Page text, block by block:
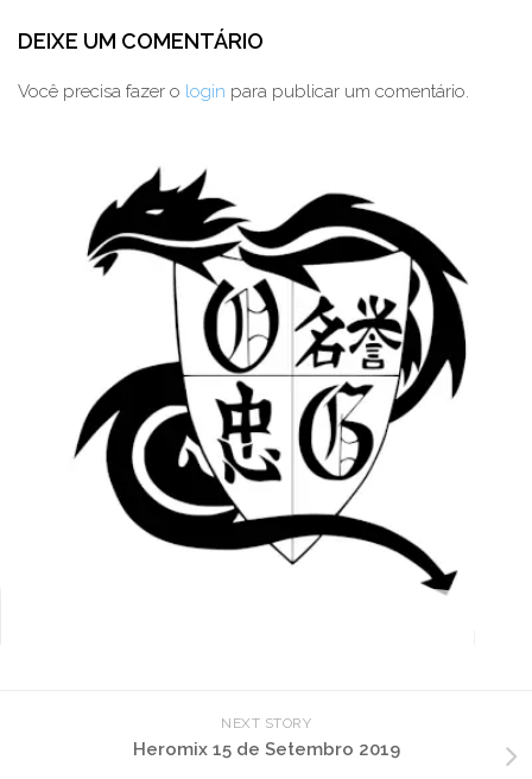
DEIXE UM COMENTÁRIO
Você precisa fazer o login para publicar um comentário.
NEXT STORY
Heromix 15 de Setembro 2019